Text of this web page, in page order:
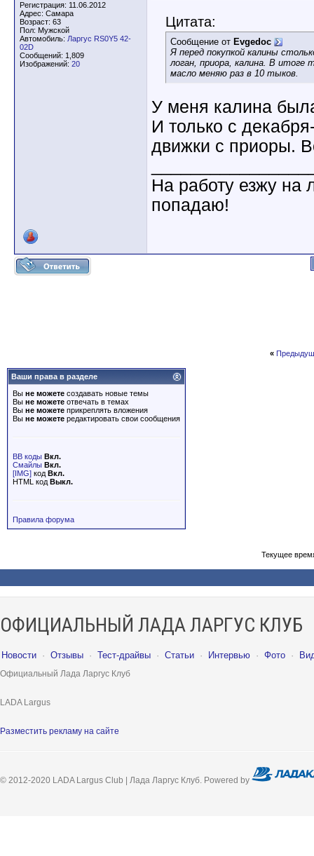
Регистрация: 11.06.2012
Адрес: Самара
Возраст: 63
Пол: Мужской
Автомобиль: Ларгус RS0Y5 42-
02D
Сообщений: 1,809
Изображений: 20
Цитата:
Сообщение от Evgedoc
Я перед покупкой калины
логан, приора, калина. В итоге
масло меняю раз в 10 тыков.
У меня калина
И только с
движки с приоры.
На работу езжу на
попадаю!
«
Ваши права в разделе
Вы не можете создавать новые темы
Вы не можете отвечать в темах
Вы не можете прикреплять вложения
Вы не можете редактировать свои сообщения
BB коды Вкл.
Смайлы Вкл.
[IMG] код Вкл.
HTML код Выкл.
Правила форума
Текущее
ОФИЦИАЛЬНЫЙ ЛАДА ЛАРГУС КЛУБ
Новости · Отзывы · Тест-драйвы · Статьи · Интервью · Фото ·
Официальный Лада Ларгус Клуб
LADA Largus
Разместить рекламу на сайте
© 2012-2020 LADA Largus Club | Лада Ларгус Клуб. Powered by